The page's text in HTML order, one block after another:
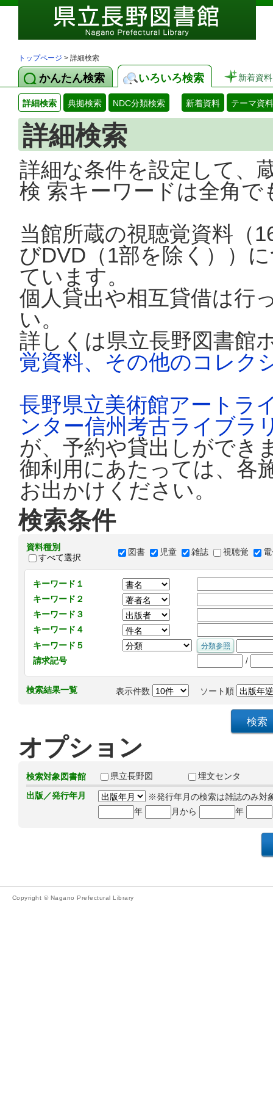
トップページ > 詳細検索
かんたん検索 いろいろ検索 新着資料
詳細検索 典拠検索 NDC分類検索 新着資料 テーマ資料
詳細検索
詳細な条件を設定して、
検 索キーワードは全角
当館所蔵の視聴覚資料（
びDVD（1部を除く））
ています。
個人貸出や相互貸借は行
い。
詳しくは県立長野図書館
覚資料、その他のコレク
長野県立美術館アートラ
ンター信州考古ライブラ
が、予約や貸出しができ
御利用にあたっては、各
お出かけください。
検索条件
資料種別
すべて選択
図書 児童 雑誌 視聴覚
キーワード１
キーワード２
キーワード３
キーワード４
キーワード５
請求記号
/
検索結果一覧 表示件数 ソート順
オプション
検索対象図書館 県立長野図
埋文センタ
出版／発行年月
※発行年月の検索は雑誌のみ対
年
月から 年
Copyright © Nagano Prefectural Library